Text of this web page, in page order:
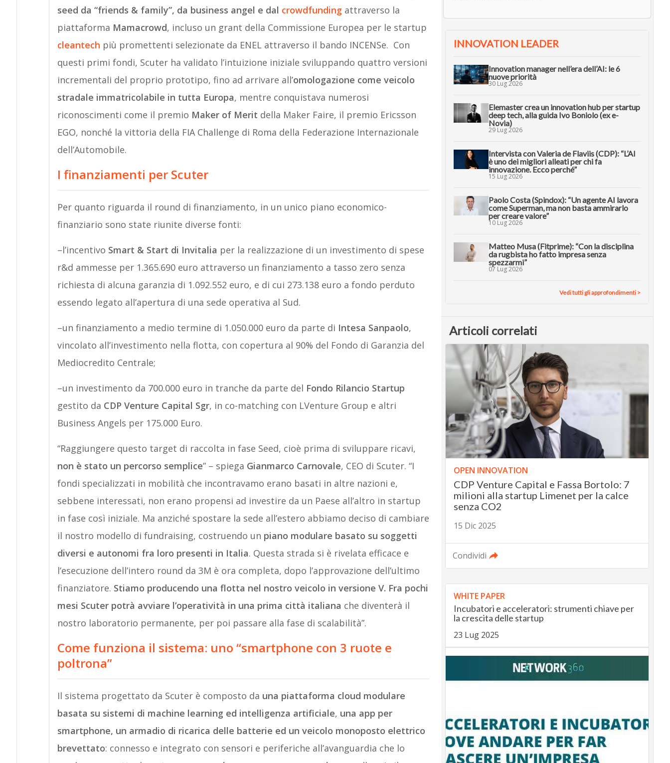
seed da “friends & family”, da business angel e dal crowdfundingattraverso la
piattaforma Mamacrowd, incluso un grant della Commissione Europea per le startup
cleantech più promettenti selezionate da ENEL attraverso il bando INCENSe. Con
questi primi fondi, Scuter ha validato l’intuizione iniziale sviluppando quattro versioni
incrementali del proprio prototipo, fino ad arrivare all’omologazione come veicolo
stradale immatricolabile in tutta Europa, mentre conquistava numerosi
riconoscimenti come il premio Maker of Merit della Maker Faire, il premio Ericsson
EGO, nonché la vittoria della FIA Challenge di Roma della Federazione Internazionale
dell’Automobile.
I finanziamenti per Scuter
Per quanto riguarda il round di finanziamento, in un unico piano economico-
finanziario sono state riunite diverse fonti:
–l’incentivo Smart & Start di Invitalia per la realizzazione di un investimento di spese
r&d ammesse per 1.365.690 euro attraverso un finanziamento a tasso zero senza
richiesta di alcuna garanzia di 1.092.552 euro, e di cui 273.138 euro a fondo perduto
essendo legato all’apertura di una sede operativa al Sud.
–un finanziamento a medio termine di 1.050.000 euro da parte di Intesa Sanpaolo,
vincolato all’investimento nella flotta, con copertura al 90% del Fondo di Garanzia del
Mediocredito Centrale;
–un investimento da 700.000 euro in tranche da parte del Fondo Rilancio Startup
gestito da CDP Venture Capital Sgr, in co-matching con LVenture Group e altri
Business Angels per 175.000 Euro.
“Raggiungere questo target di raccolta in fase Seed, cioè prima di sviluppare ricavi,
non è stato un percorso semplice” – spiega Gianmarco Carnovale, CEO di Scuter. “I
fondi specializzati in mobilità che incontravamo erano basati in altre nazioni e,
sebbene interessati, non erano propensi ad investire da un Paese all’altro in startup
in fase così iniziale. Ma anziché spostare la sede all’estero abbiamo deciso di cambiare
il nostro modello di fundraising, costruendo un piano modulare basato su soggetti
diversi e autonomi fra loro presenti in Italia. Questa strada si è rivelata efficace e
l’esecuzione dell’intero round da 3M è ora completa, dopo l’approvazione dell’ultimo
finanziatore. Stiamo producendo una flotta nel nostro veicolo in versione V. Fra pochi
mesi Scuter potrà avviare l’operatività in una prima città italiana che diventerà il
nostro laboratorio permanente, per poi passare alla fase di scalabilità”.
Come funziona il sistema: uno “smartphone con 3 ruote e
poltrona”
Il sistema progettato da Scuter è composto da una piattaforma cloud modulare
basata su sistemi di machine learning ed intelligenza artificiale, una app per
smartphone, un armadio di ricarica delle batterie ed un veicolo monoposto elettrico
brevettato: connesso e integrato con sensori e periferiche all’avanguardia che lo
INNOVATION LEADER
Innovation manager nell’era dell’AI: le 6
nuove priorità
30 Lug 2026
Elemaster crea un innovation hub per startup
deep tech, alla guida Ivo Boniolo (ex e-
Novia)
29 Lug 2026
Intervista con Valeria de Flaviis (CDP): “L’AI
è uno dei migliori alleati per chi fa
innovazione. Ecco perché”
15 Lug 2026
Paolo Costa (Spindox): “Un agente AI lavora
come Superman, ma non basta ammirarlo
per creare valore”
10 Lug 2026
Matteo Musa (Fitprime): “Con la disciplina
da rugbista ho fatto impresa senza
spezzarmi”
07 Lug 2026
Vedi tutti gli approfondimenti >
Articoli correlati
OPEN INNOVATION
CDP Venture Capital e Fassa Bortolo: 7
milioni alla startup Limenet per la calce
senza CO2
15 Dic 2025
Condividi
WHITE PAPER
Incubatori e acceleratori: strumenti chiave per
la crescita delle startup
23 Lug 2025